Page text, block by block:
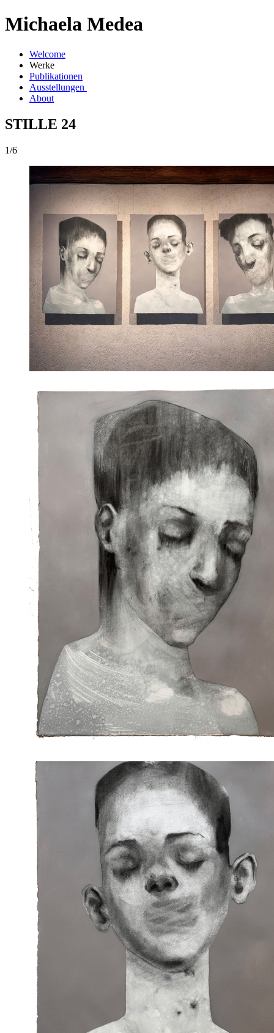
Michaela Medea
Welcome
Werke
Publikationen
Ausstellungen
About
STILLE 24
1/6